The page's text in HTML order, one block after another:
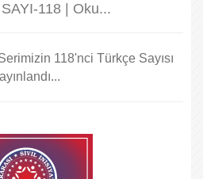
118 | Oku...
118'nci Türkçe Sayısı